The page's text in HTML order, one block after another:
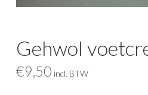
Gehwol
€9,50 incl. BTW